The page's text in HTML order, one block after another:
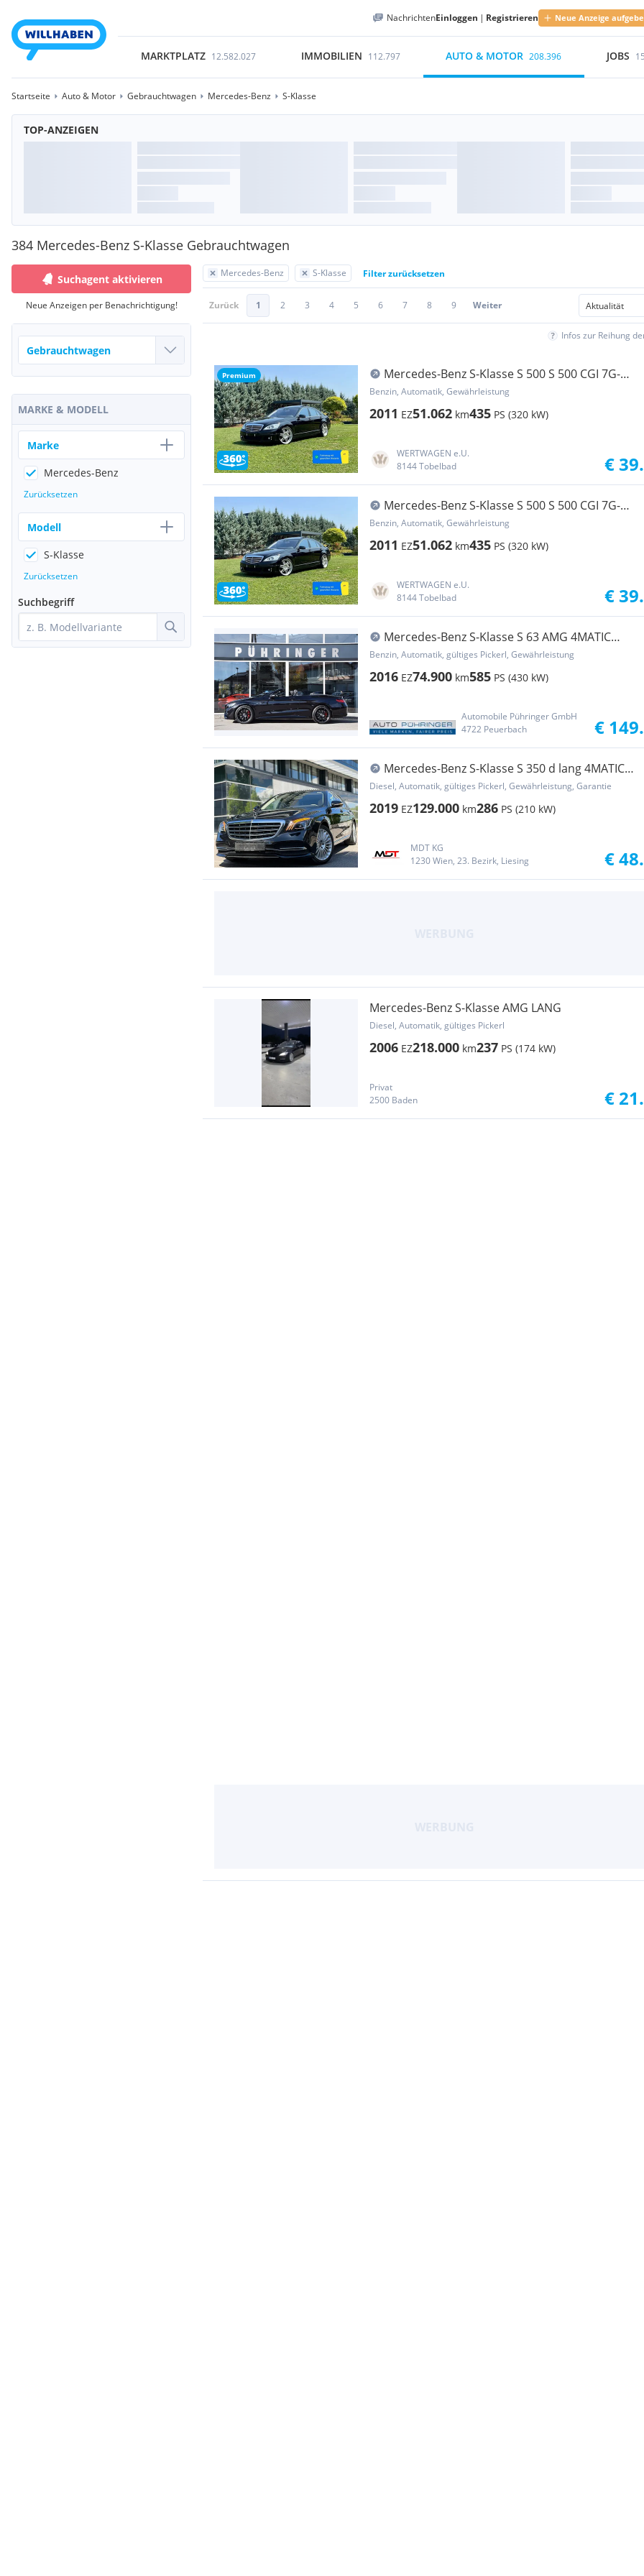
NachrichtenEinloggen | Registrieren Neue Anzeige
MARKTPLATZ 12.582.027 IMMOBILIEN 112.797 AUTO & MOTOR 208.396 JOBS
Startseite Auto & Motor Gebrauchtwagen Mercedes-Benz S-Klasse
TOP-ANZEIGEN
384 Mercedes-Benz S-Klasse Gebrauchtwagen
Mercedes-Benz S-Klasse Filter zurücksetzen
Zurück 1 2 3 4 5 6 7 8 9 Weiter
Infos zur Reihung
Premium
Mercedes-Benz S-Klasse S 500 S 500 CGI 7G-
TRONIC BRABUS | *NEUWERTIG*W...
Benzin, Automatik, Gewährleistung
2011 EZ51.062 km435 PS (320 kW)
WERTWAGEN e.U.
8144 Tobelbad
€
Mercedes-Benz S-Klasse S 500 S 500 CGI 7G-
TRONIC BRABUS | *NEUWERTIG*W...
Benzin, Automatik, Gewährleistung
2011 EZ51.062 km435 PS (320 kW)
WERTWAGEN e.U.
8144 Tobelbad
€
Mercedes-Benz S-Klasse S 63 AMG 4MATIC
Cabrio Aut. *AMG Fahrerpaket*
Benzin, Automatik, gültiges Pickerl, Gewährleistung
2016 EZ74.900 km585 PS (430 kW)
Automobile Pühringer GmbH
4722 Peuerbach
€
Mercedes-Benz S-Klasse S 350 d lang 4MATIC
Aut.
Diesel, Automatik, gültiges Pickerl, Gewährleistung, Garantie
2019 EZ129.000 km286 PS (210 kW)
MDT KG
1230 Wien, 23. Bezirk, Liesing
€
Mercedes-Benz S-Klasse AMG LANG
Diesel, Automatik, gültiges Pickerl
2006 EZ218.000 km237 PS (174 kW)
Privat
2500 Baden
€
Suchagent aktivieren
Neue Anzeigen per Benachrichtigung!
MARKE & MODELL
Marke
Mercedes-Benz
Zurücksetzen
Modell
S-Klasse
Zurücksetzen
Suchbegriff